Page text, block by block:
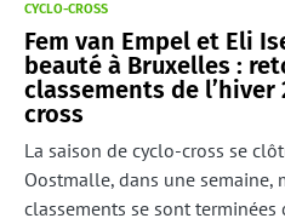
CYCLO-CROSS
Fem van Empel et Eli
beauté à Bruxelles :
classements de l’hiver
cross
La saison de cyclo-cross se
Oostmalle, dans une semaine,
classements se sont